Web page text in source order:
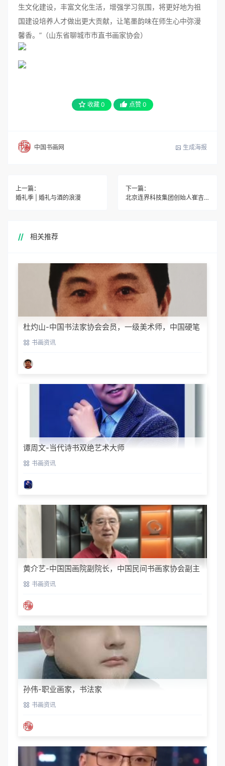
生文化建设，丰富文化生活，增强学习氛围，将更好地为祖
国建设培养人才做出更大贡献，让笔墨韵味在师生心中弥漫
馨香。”（山东省聊城市市直书画家协会）
收藏 0 点赞 0
中国书画网 生成海报
上一篇：
婚礼季 | 婚礼与酒的浪漫
下一篇：
北京连界科技集团创始人崔吉山受邀出席中柬建交65周年招待
相关推荐
杜灼山-中国书法家协会会员，一级美术师，中国硬笔
书法家协会会员
书画资讯
谭周文-当代诗书双绝艺术大师
书画资讯
黄介艺-中国国画院副院长，中国民间书画家协会副主
席 书画资讯
孙伟-职业画家，书法家
书画资讯